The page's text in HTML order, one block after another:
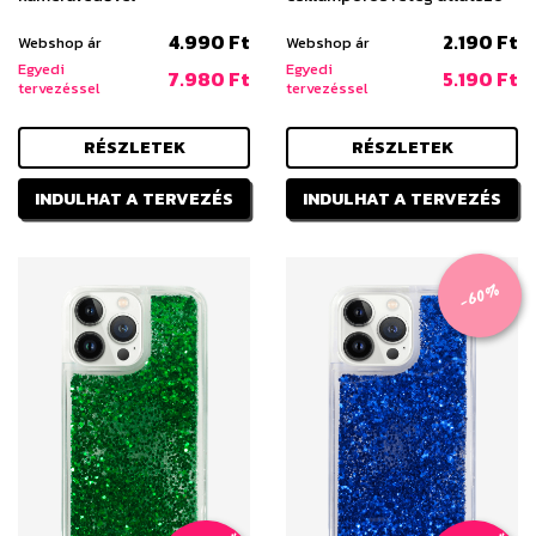
Webshop ár 4.990 Ft
Egyedi
tervezéssel
7.980 Ft
RÉSZLETEK
INDULHAT A TERVEZÉS
Webshop ár 2.190 Ft
Egyedi
tervezéssel
5.190 Ft
RÉSZLETEK
INDULHAT A TERVEZÉS
-60%